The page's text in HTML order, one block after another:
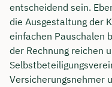
entscheidend sein.
die Ausgestaltung der
einfachen Pauschalen
der Rechnung reichen
Versicherungsnehmer